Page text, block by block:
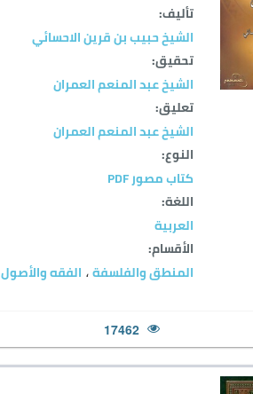
تأليف:
الشيخ حبيب بن قرين الاحسائي
تحقيق:
الشيخ عبد المنعم العمران
تعليق:
الشيخ عبد المنعم العمران
النوع:
كتاب مصور PDF
اللغة:
العربية
الأقسام:
المنطق والفلسفة ، الفقه والأصول
17462